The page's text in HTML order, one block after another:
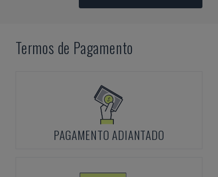
Termos de Pagamento
PAGAMENTO ADIANTADO